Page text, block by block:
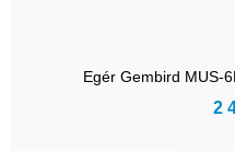
Egér Gembird MUS-
2